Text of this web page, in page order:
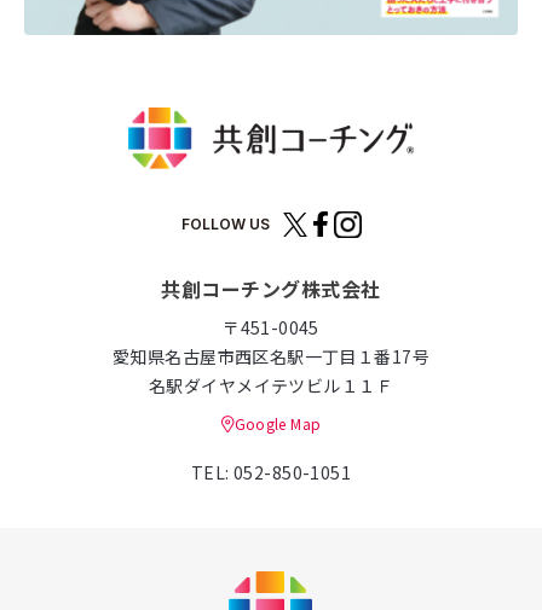
FOLLOW US
共創コーチング株式会社
〒451-0045
愛知県名古屋市西区名駅一丁目１番17号
名駅ダイヤメイテツビル１１Ｆ
Google Map
TEL: 052-850-1051